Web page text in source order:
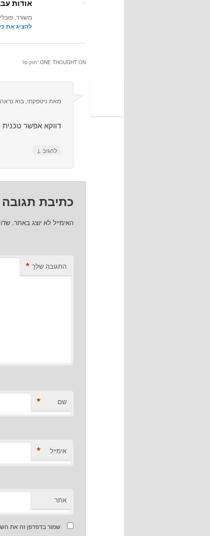
אודות
משורר,
להציג את
ONE THOUGHT ON “ חוק פו”
מאת ניטפקתי, בוא
דווקא אפשר
להגיב ↓
כתיבת תגובה
האימייל לא יוצג באתר.
התגובה שלך *
שם *
אימייל *
אתר
שמור בדפדפן זה את